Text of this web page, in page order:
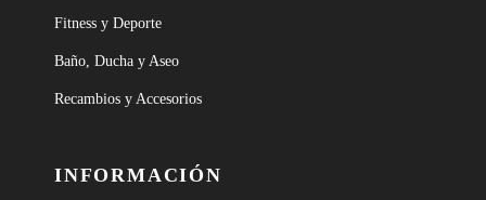
Fitness y Deporte
Baño, Ducha y Aseo
Recambios y Accesorios
INFORMACIÓN